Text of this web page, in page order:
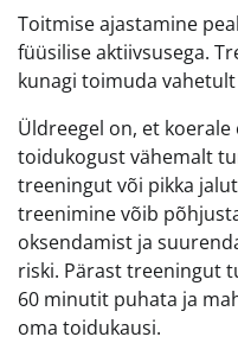
Toitmise ajastamine
füüsilise aktiivsusega.
kunagi toimuda
Üldreegel on, et
toidukogust vähemalt
treeningut või pikka
treenimine võib
oksendamist ja
riski. Pärast treeningut
60 minutit puhata ja
oma toidukausi.